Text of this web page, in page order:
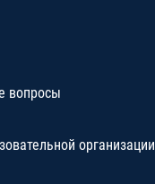
вопросы
организации